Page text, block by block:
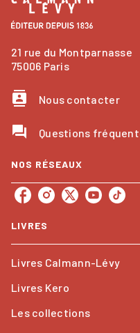
21 rue du Montparnasse
75006 Paris
contacts Nous contacter
question_answer Questions
NOS RÉSEAUX
LIVRES
Livres Calmann-Lévy
Livres Kero
Les collections